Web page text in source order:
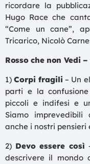
ricordare la
Hugo Race che
“Come un cane”,
Tricarico, Nicolò
Rosso che non Vedi
1)Corpi fragili – Un
parti e la
piccoli e indifesi e
Siamo
anche i nostri pensieri
2) Devo essere così
descrivere il mondo